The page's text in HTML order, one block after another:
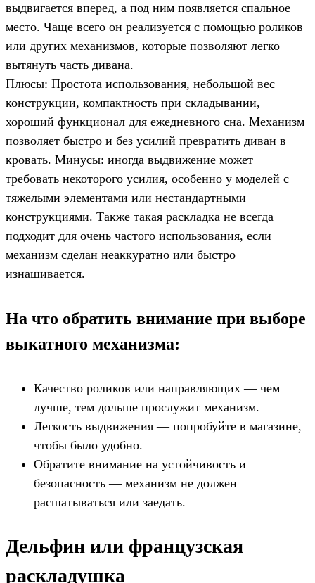
выдвигается вперед, а под ним появляется спальное
место. Чаще всего он реализуется с помощью роликов
или других механизмов, которые позволяют легко
вытянуть часть дивана.
Плюсы: Простота использования, небольшой вес
конструкции, компактность при складывании,
хороший функционал для ежедневного сна. Механизм
позволяет быстро и без усилий превратить диван в
кровать. Минусы: иногда выдвижение может
требовать некоторого усилия, особенно у моделей с
тяжелыми элементами или нестандартными
конструкциями. Также такая раскладка не всегда
подходит для очень частого использования, если
механизм сделан неаккуратно или быстро
изнашивается.
На что обратить внимание при выборе
выкатного механизма:
Качество роликов или направляющих — чем
лучше, тем дольше прослужит механизм.
Легкость выдвижения — попробуйте в магазине,
чтобы было удобно.
Обратите внимание на устойчивость и
безопасность — механизм не должен
расшатываться или заедать.
Дельфин или французская
раскладушка